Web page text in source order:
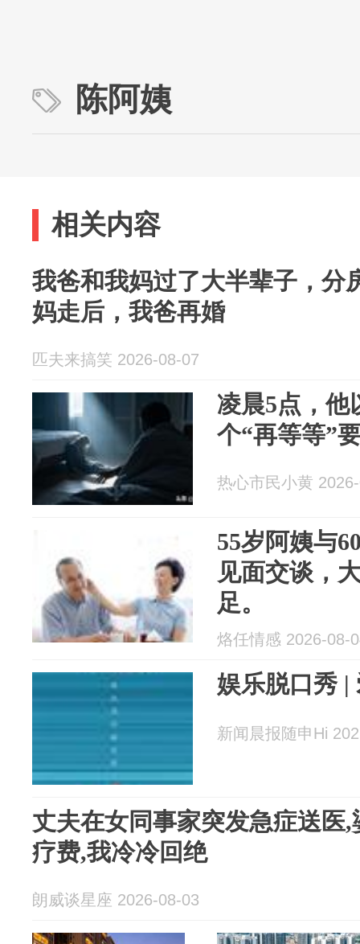
陈阿姨
相关内容
我爸和我妈过了大半辈子，分
妈走后，我爸再婚
匹夫来搞笑 2026-08-07
凌晨5点，他
个“再等等”
热心市民小黄
55岁阿姨与
见面交谈，
足。
烙任情感 2026-08-
娱乐脱口秀 |
新闻晨报随申Hi
丈夫在女同事家突发急症送医
疗费,我冷冷回绝
朗威谈星座 2026-08-03